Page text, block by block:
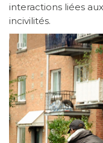
interactions liées
incivilités.